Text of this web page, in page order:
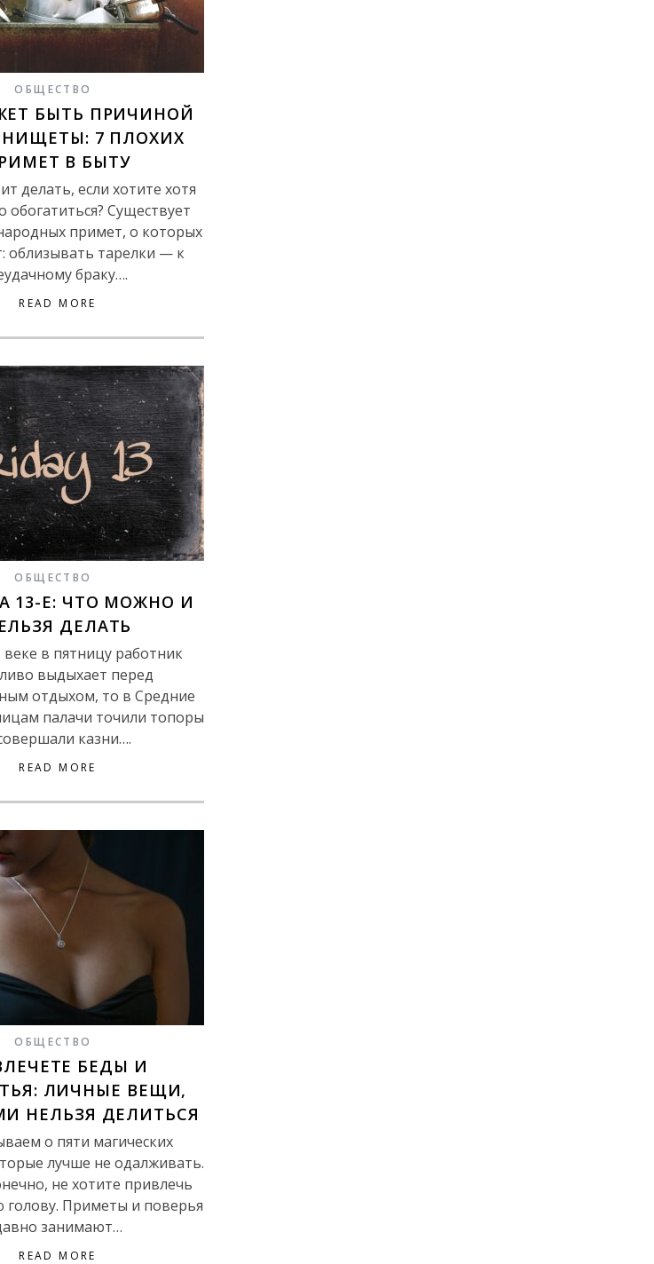
ОБЩЕСТВО
БЫТЬ ПРИЧИНОЙ
7 ПЛОХИХ
В БЫТУ
делать, если хотите хотя
обогатиться? Существует
примет, о которых
облизывать тарелки — к
браку….
READ MORE
ОБЩЕСТВО
13-Е: ЧТО МОЖНО И
ДЕЛАТЬ
веке в пятницу работник
выдыхает перед
отдыхом, то в Средние
палачи точили топоры
казни….
READ MORE
ОБЩЕСТВО
БЕДЫ И
ЛИЧНЫЕ ВЕЩИ,
НЕЛЬЗЯ ДЕЛИТЬСЯ
о пяти магических
лучше не одалживать.
не хотите привлечь
голову. Приметы и поверья
занимают…
READ MORE